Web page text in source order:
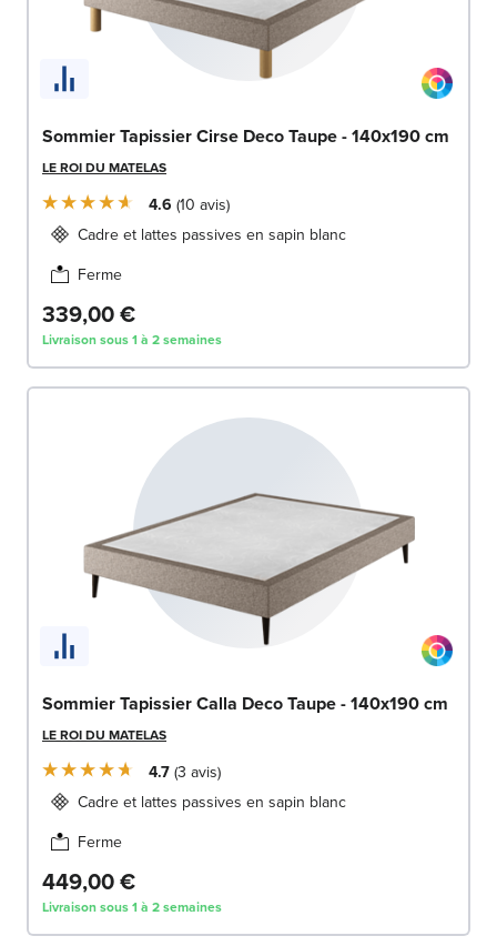
Sommier Tapissier Cirse Deco Taupe - 140x190 cm
LE ROI DU MATELAS
4.6 10 avis
Cadre et lattes passives en sapin blanc
Ferme
339,00 €
Livraison sous 1 à 2 semaines
Sommier Tapissier Calla Deco Taupe - 140x190 cm
LE ROI DU MATELAS
4.7 3 avis
Cadre et lattes passives en sapin blanc
Ferme
449,00 €
Livraison sous 1 à 2 semaines